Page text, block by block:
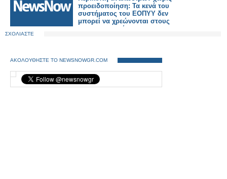
προειδοποίηση: Τα κενά του
συστήματος του ΕΟΠΥΥ δεν
μπορεί να χρεώνονται στους
φαρμακοποιούς
ΣΧΟΛΙΑΣΤΕ
ΑΚΟΛΟΥΘΗΣΤΕ ΤΟ NEWSNOWGR.COM